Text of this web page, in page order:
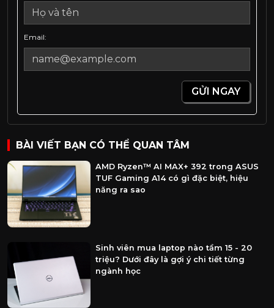
Email:
GỬI NGAY
BÀI VIẾT BẠN CÓ THỂ QUAN TÂM
AMD Ryzen™ AI MAX+ 392 trong ASUS
TUF Gaming A14 có gì đặc biệt, hiệu
năng ra sao
Sinh viên mua laptop nào tầm 15 - 20
triệu? Dưới đây là gợi ý chi tiết từng
ngành học